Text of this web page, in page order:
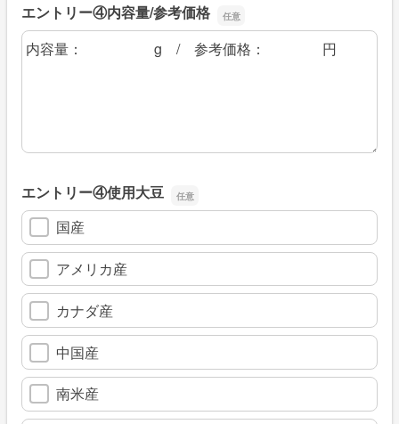
エントリー④内容量/参考価格
エントリー④内容量/参考価格
エントリー④使用大豆
国産
アメリカ産
カナダ産
中国産
南米産